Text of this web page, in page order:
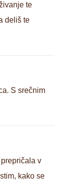
te
deliš te
S srečnim
v
kako se